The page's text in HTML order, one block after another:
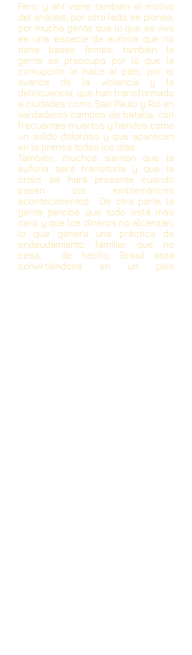
Pero, y ahí viene también el motivo
del análisis, por otro lado, se piensa,
por mucha gente, que lo que se vive
es una especie de euforia que no
tiene bases firmes; también la
gente se preocupa por lo que la
corrupción le hace al país, por el
avance de la violencia y la
delincuencia, que han transformado
a ciudades como Sao Paulo y Río en
verdaderos campos de batalla, con
frecuentes muertos y heridos como
un saldo doloroso y que aparecen
en la prensa todos los días.
También, muchos sienten que la
euforia será transitoria y que la
crisis se hará presente cuando
pasen los emblemáticos
acontecimientos. De otra parte, la
gente percibe que todo está más
caro y que los dineros no alcanzan,
lo que genera una práctica de
endeudamiento familiar que no
cesa, de hecho, Brasil está
convirtiéndose en un país